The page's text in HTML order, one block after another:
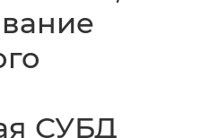
СУБД